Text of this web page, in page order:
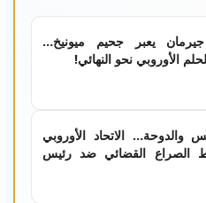
يعبر جحيم ميونيخ…
الأوروبي نحو النهائي!
والدوحة… الاتحاد الأوروبي
القضائي ضد رئيس